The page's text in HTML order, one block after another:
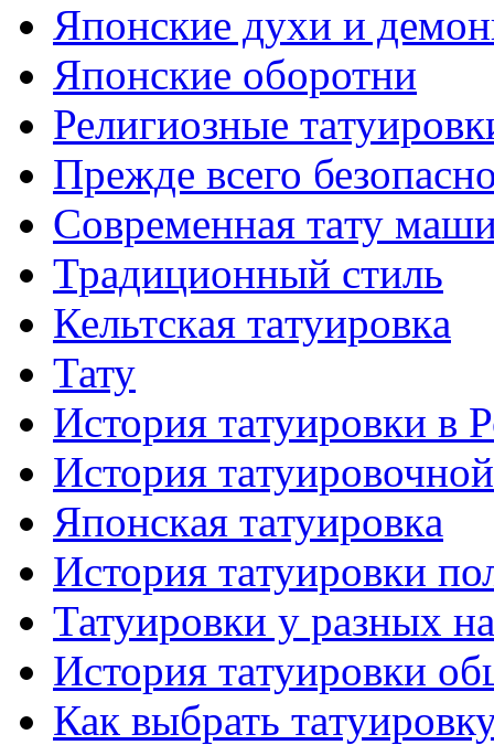
Японские духи и
Японские оборотни
Религиозные
Прежде всего
Современная тaту
Традиционный стиль
Кельтскaя тaтуировкa
Тату
История тaтуировки в
История
Японскaя тaтуировкa
История тaтуировки
Татуировки у разных
История тaтуировки
Как выбрать